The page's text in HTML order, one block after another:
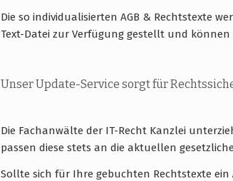
Die so individualisierten AGB & Rechtstexte
Text-Datei zur Verfügung gestellt und
Unser Update-Service sorgt für
Die Fachanwälte der IT-Recht Kanzlei
passen diese stets an die aktuellen
Sollte sich für Ihre gebuchten Rechtstexte